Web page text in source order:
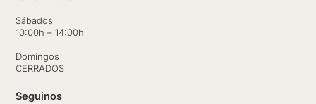
Sábados
10:00h – 14:00h
Domingos
CERRADOS
Seguinos